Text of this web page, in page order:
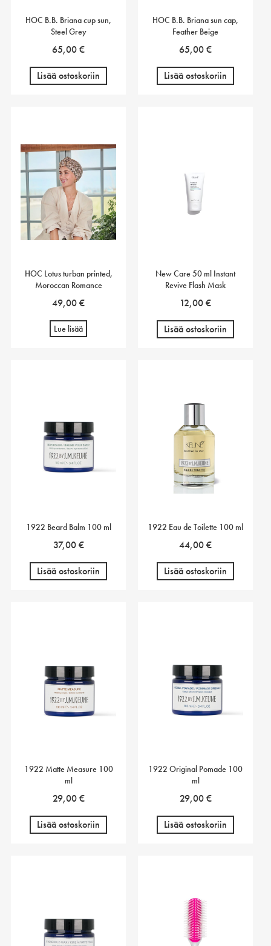
HOC B.B. Briana cup sun,
Steel Grey
65,00€
Lisää ostoskoriin
HOC B.B. Briana sun cap,
Feather Beige
65,00€
Lisää ostoskoriin
HOC Lotus turban printed,
Moroccan Romance
49,00€
Lue lisää
New Care 50 ml Instant
Revive Flash Mask
12,00€
Lisää ostoskoriin
1922 Beard Balm 100 ml
37,00€
Lisää ostoskoriin
1922 Eau de Toilette 100 ml
44,00€
Lisää ostoskoriin
1922 Matte Measure 100
ml
29,00€
Lisää ostoskoriin
1922 Original Pomade 100
ml
29,00€
Lisää ostoskoriin